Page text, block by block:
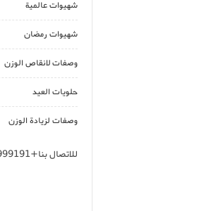
شهيوات عالمية
شهيوات رمضان
وصفات لانقاص الوزن
حلويات العيد
وصفات لزيادة الوزن
للاتصال بنا+212614999191